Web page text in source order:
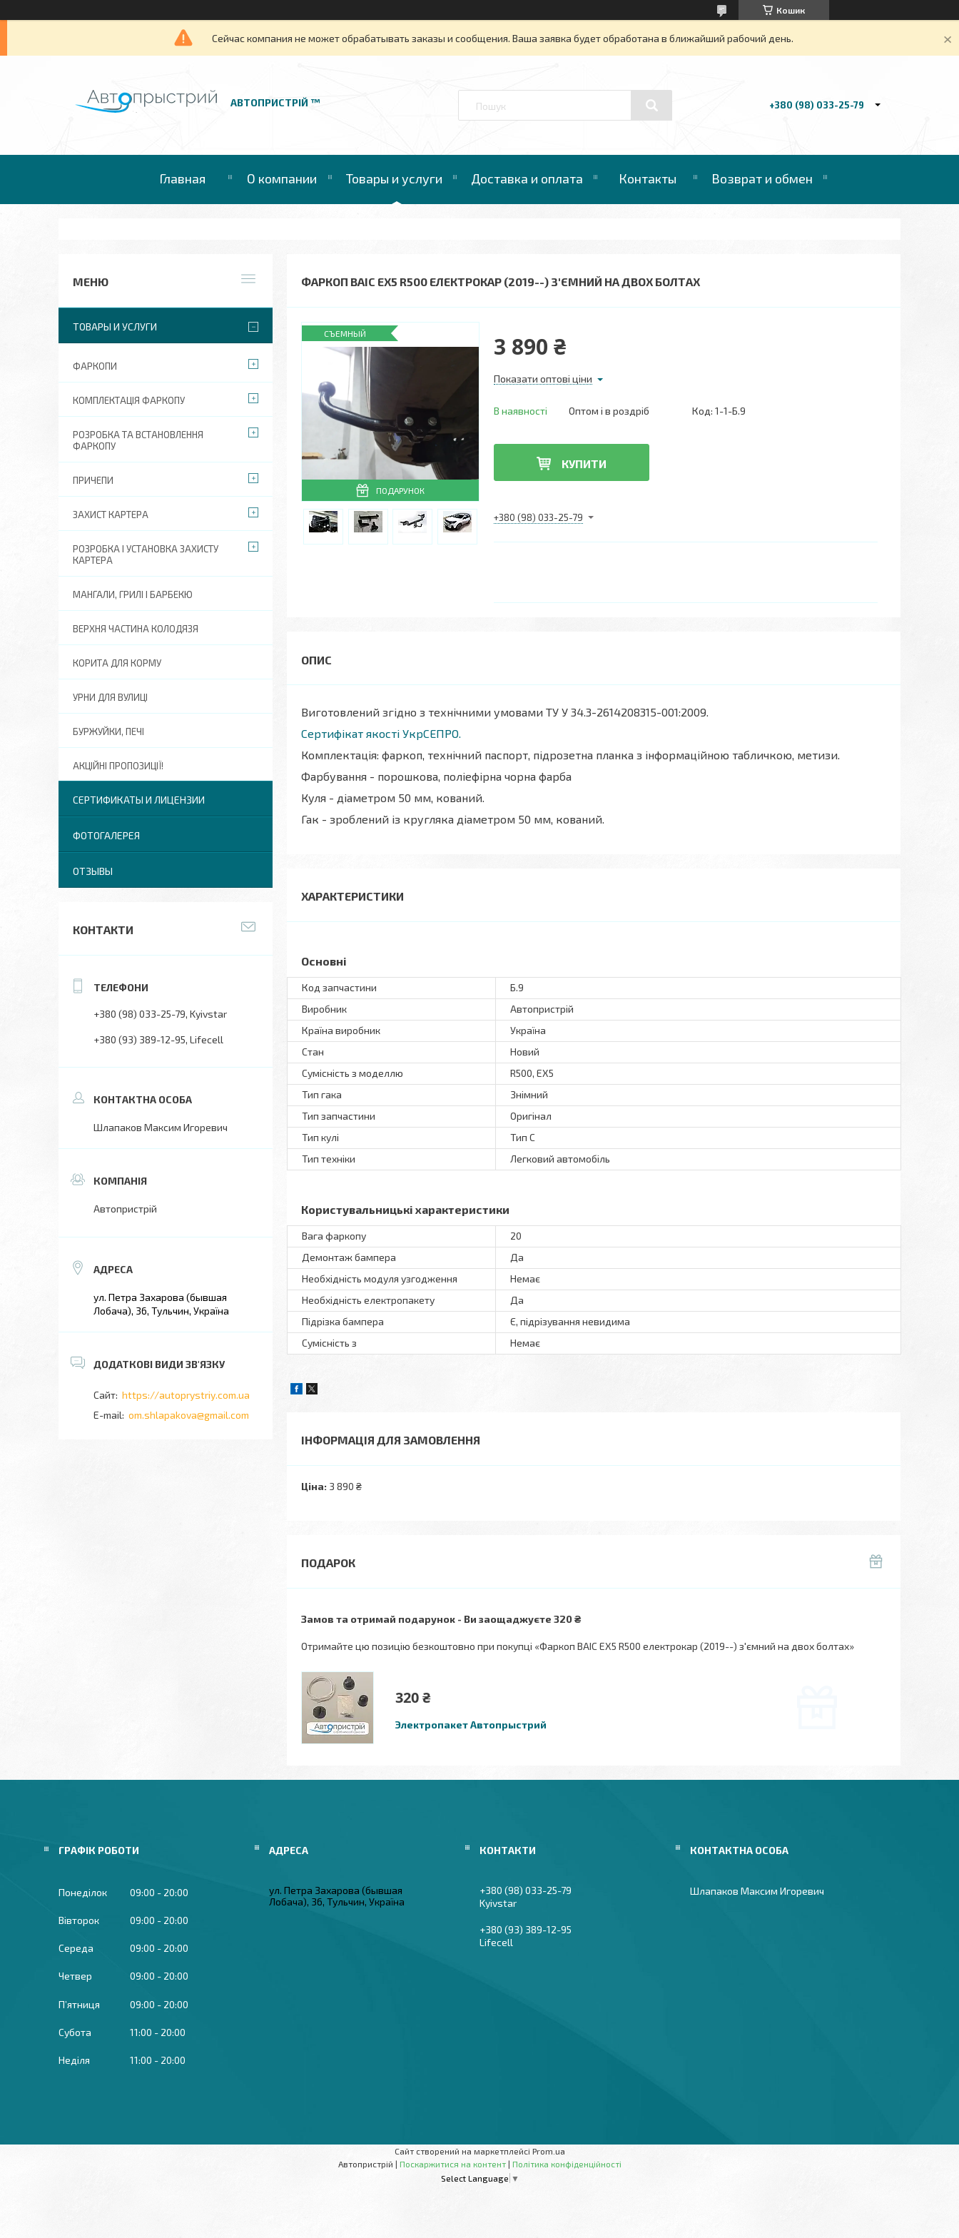
Кошик
Сейчас компания не может обрабатывать заказы и сообщения. Ваша заявка будет обработана в ближайший рабочий день.
АВТОПРИСТРІЙ ™ +380 (98) 033-25-79
Главная О компании Товары и услуги Доставка и оплата Контакты Возврат и обмен
ФАРКОП BAIC EX5 R500 ЕЛЕКТРОКАР (2019--) З'ЄМНИЙ НА ДВОХ БОЛТАХ
ПОДАРУНОК
СЪЕМНЫЙ 3 890 ₴
Показати оптові ціни
В наявності Оптом і в роздріб Код: 1-1-Б.9
КУПИТИ
+380 (98) 033-25-79
Виготовлений згідно з технічними умовами ТУ У 34.3-2614208315-001:2009.
Сертифікат якості УкрСЕПРО.
Комплектація: фаркоп, технічний паспорт, підрозетна планка з інформаційною табличкою, метизи.
Фарбування - порошкова, поліефірна чорна фарба
Куля - діаметром 50 мм, кований.
Гак - зроблений із кругляка діаметром 50 мм, кований.
ХАРАКТЕРИСТИКИ
Основні
Код запчастини
Б.9
Виробник
Автопристрій
Країна виробник
Україна
Стан
Новий
Сумісність з моделлю
R500, EX5
Тип гака
Знімний
Тип запчастини
Оригінал
Тип кулі
Тип C
Тип техніки
Легковий автомобіль
Користувальницькі характеристики
Вага фаркопу
20
Демонтаж бампера
Да
Необхідність модуля узгодження
Немає
Необхідність електропакету
Да
Підрізка бампера
Є, підрізування невидима
Сумісність з
Немає
ІНФОРМАЦІЯ ДЛЯ ЗАМОВЛЕННЯ
Ціна: 3 890 ₴
Замов та отримай подарунок Ви заощаджуєте 320 ₴
Отримайте цю позицію безкоштовно при покупці «Фаркоп BAIC EX5 R500 електрокар (2019--) з'ємний на двох болтах»
320 ₴
Электропакет Автопрыстрий
ТОВАРЫ И УСЛУГИ
ФАРКОПИ
КОМПЛЕКТАЦІЯ ФАРКОПУ
РОЗРОБКА ТА ВСТАНОВЛЕННЯ
ФАРКОПУ
ПРИЧЕПИ
ЗАХИСТ КАРТЕРА
РОЗРОБКА І УСТАНОВКА ЗАХИСТУ
КАРТЕРА
МАНГАЛИ, ГРИЛІ І БАРБЕКЮ
ВЕРХНЯ ЧАСТИНА КОЛОДЯЗЯ
КОРИТА ДЛЯ КОРМУ
УРНИ ДЛЯ ВУЛИЦІ
БУРЖУЙКИ, ПЕЧІ
АКЦІЙНІ ПРОПОЗИЦІЇ!
СЕРТИФИКАТЫ И ЛИЦЕНЗИИ
ФОТОГАЛЕРЕЯ
ОТЗЫВЫ
КОНТАКТИ
+380 (98) 033-25-79 Kyivstar
+380 (93) 389-12-95 Lifecell
Шлапаков Максим Игоревич
Автопристрій
ул. Петра Захарова (бывшая
Лобача), 36, Тульчин, Україна
https://autoprystriy.com.ua
om.shlapakova@gmail.com
ГРАФІК РОБОТИ
Понеділок 09:00 20:00
Вівторок 09:00 20:00
Середа 09:00 20:00
Четвер 09:00 20:00
Пʼятниця 09:00 20:00
Субота 11:00 20:00
Неділя 11:00 20:00
ул. Петра Захарова (бывшая
Лобача), 36, Тульчин, Україна
+380 (98) 033-25-79
Kyivstar
+380 (93) 389-12-95
Lifecell
Шлапаков Максим Игоревич
Сайт створений на маркетплейсі Prom.ua
Автопристрій | Поскаржитися на контент | Політика конфіденційності
Select Language ▼